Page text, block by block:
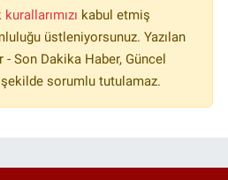
kabul etmiş
üstleniyorsunuz. Yazılan
Son Dakika Haber, Güncel
sorumlu tutulamaz.